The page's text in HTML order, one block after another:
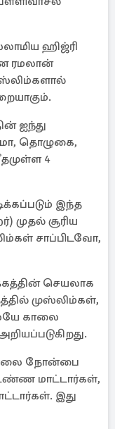
ஹிஜ்ரி
ரமலான்
ஐந்து
தொழுகை,
4
இந்த
முதல் சூரிய
சாப்பிடவோ,
செயலாக
முஸ்லிம்கள்,
காலை
நோன்பை
உண்ண மாட்டார்கள்,
இது